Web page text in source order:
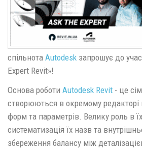
спільнота Autodesk запрошує до
Expert Revit»!
Основа роботи Autodesk Revit - це
створюються в окремому редакторі
форм та параметрів. Велику роль в їх
систематизація їх назв та
збереження балансу між